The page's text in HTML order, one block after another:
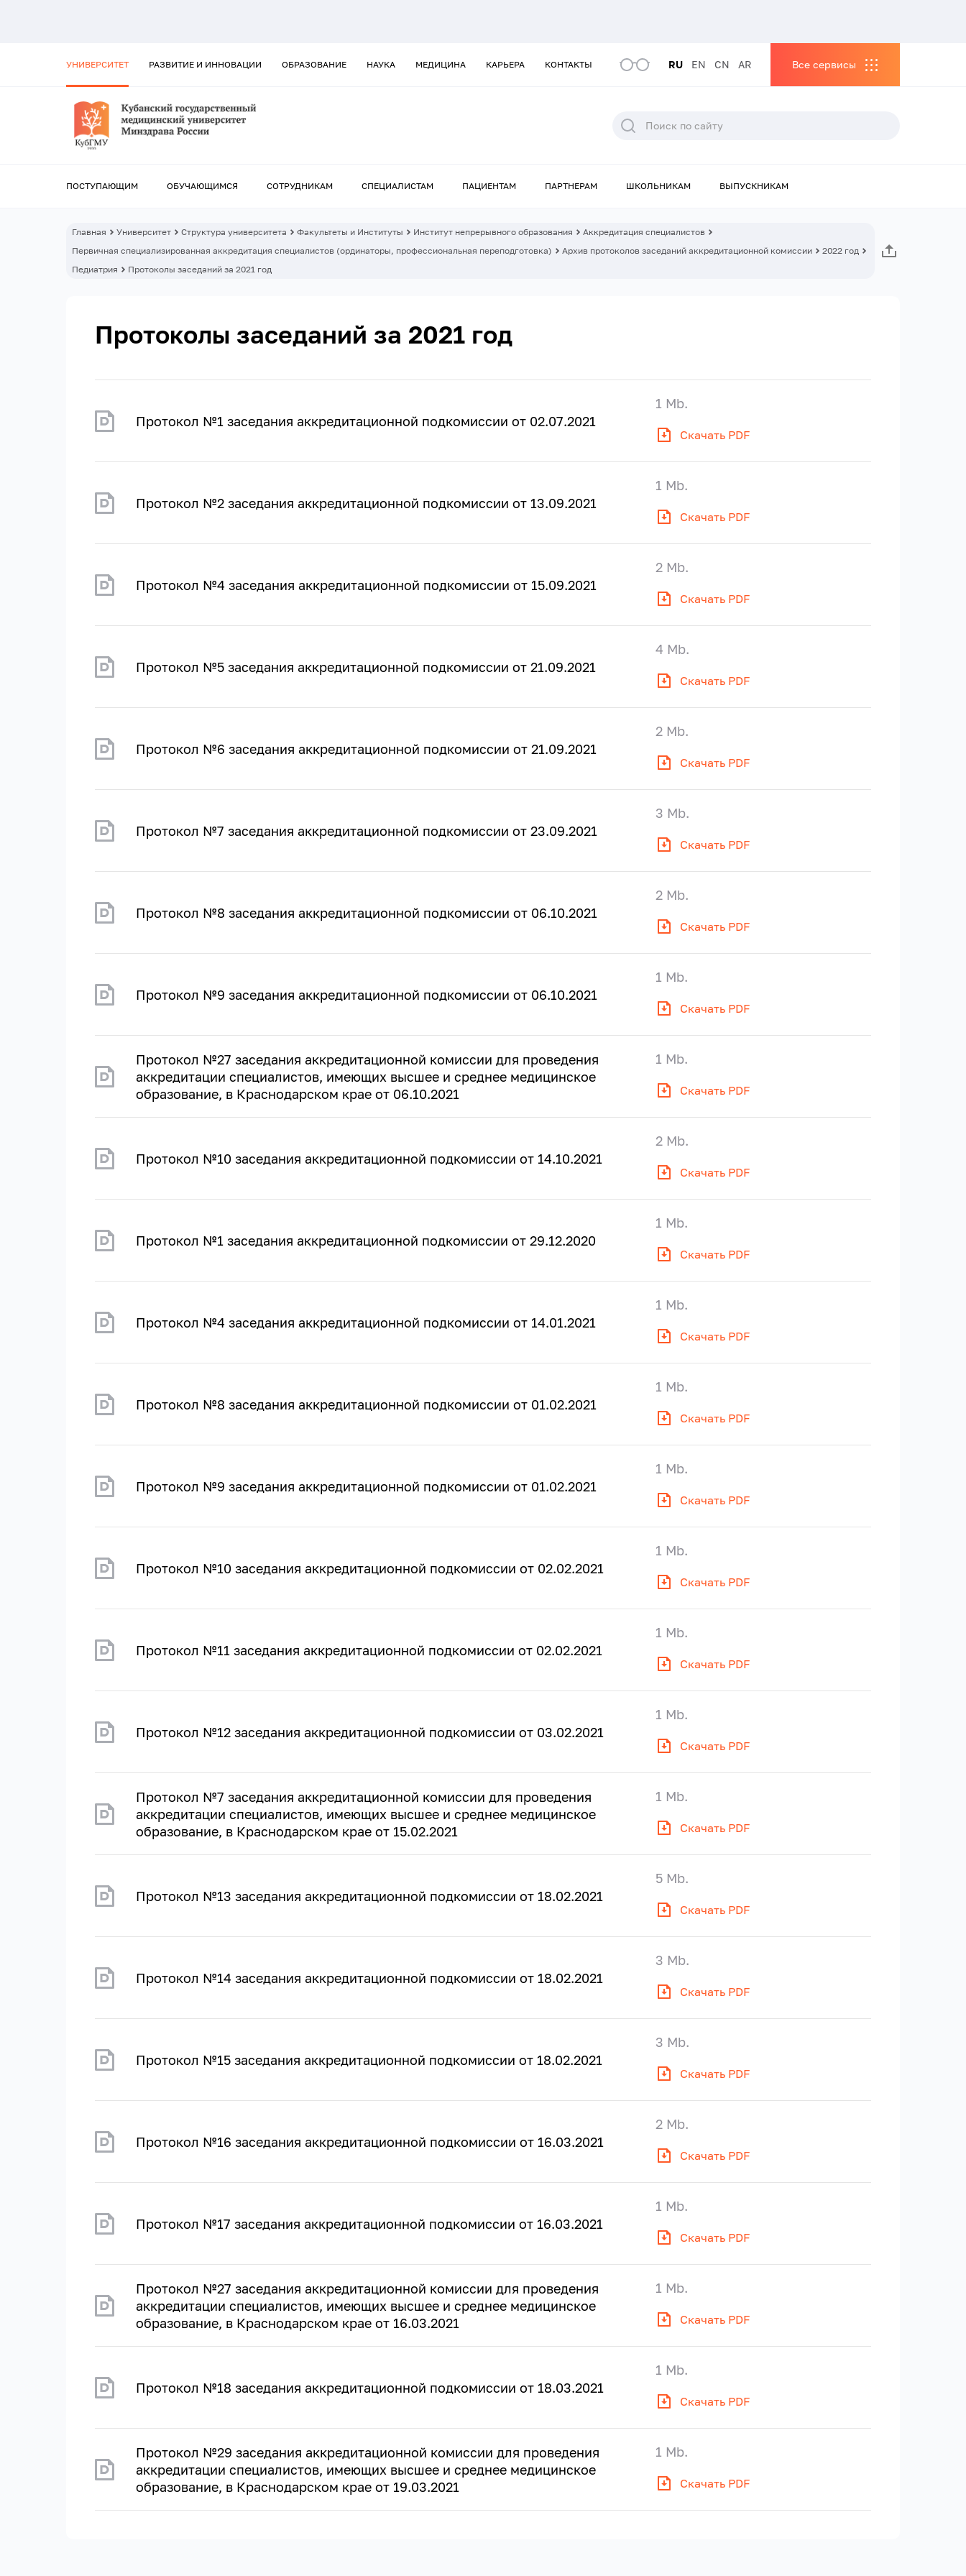
УНИВЕРСИТЕТ РАЗВИТИЕ И ИННОВАЦИИ ОБРАЗОВАНИЕ НАУКА МЕДИЦИНА КАРЬЕРА КОНТАКТЫ RU EN CN AR Все сервисы
ПОСТУПАЮЩИМ ОБУЧАЮЩИМСЯ СОТРУДНИКАМ СПЕЦИАЛИСТАМ ПАЦИЕНТАМ ПАРТНЕРАМ ШКОЛЬНИКАМ ВЫПУСКНИКАМ
Главная Университет Структура университета Факультеты и Институты Институт непрерывного образования
Аккредитация специалистов
Первичная специализированная аккредитация специалистов (ординаторы, профессиональная переподготовка)
Архив протоколов заседаний аккредитационной комиссии
2022 год
Педиатрия
Протоколы заседаний за 2021 год
Протоколы заседаний за 2021 год
Протокол №1 заседания аккредитационной подкомиссии от 02.07.2021
Скачать PDF
1 Mb.
Протокол №2 заседания аккредитационной подкомиссии от 13.09.2021
Скачать PDF
1 Mb.
Протокол №4 заседания аккредитационной подкомиссии от 15.09.2021
Скачать PDF
2 Mb.
Протокол №5 заседания аккредитационной подкомиссии от 21.09.2021
Скачать PDF
4 Mb.
Протокол №6 заседания аккредитационной подкомиссии от 21.09.2021
Скачать PDF
2 Mb.
Протокол №7 заседания аккредитационной подкомиссии от 23.09.2021
Скачать PDF
3 Mb.
Протокол №8 заседания аккредитационной подкомиссии от 06.10.2021
Скачать PDF
2 Mb.
Протокол №9 заседания аккредитационной подкомиссии от 06.10.2021
Скачать PDF
1 Mb.
Протокол №27 заседания аккредитационной комиссии для проведения
аккредитации специалистов, имеющих высшее и среднее медицинское
образование, в Краснодарском крае от 06.10.2021
Скачать PDF
1 Mb.
Протокол №10 заседания аккредитационной подкомиссии от 14.10.2021
Скачать PDF
2 Mb.
Протокол №1 заседания аккредитационной подкомиссии от 29.12.2020
Скачать PDF
1 Mb.
Протокол №4 заседания аккредитационной подкомиссии от 14.01.2021
Скачать PDF
1 Mb.
Протокол №8 заседания аккредитационной подкомиссии от 01.02.2021
Скачать PDF
1 Mb.
Протокол №9 заседания аккредитационной подкомиссии от 01.02.2021
Скачать PDF
1 Mb.
Протокол №10 заседания аккредитационной подкомиссии от 02.02.2021
Скачать PDF
1 Mb.
Протокол №11 заседания аккредитационной подкомиссии от 02.02.2021
Скачать PDF
1 Mb.
Протокол №12 заседания аккредитационной подкомиссии от 03.02.2021
Скачать PDF
1 Mb.
Протокол №7 заседания аккредитационной комиссии для проведения
аккредитации специалистов, имеющих высшее и среднее медицинское
образование, в Краснодарском крае от 15.02.2021
Скачать PDF
1 Mb.
Протокол №13 заседания аккредитационной подкомиссии от 18.02.2021
Скачать PDF
5 Mb.
Протокол №14 заседания аккредитационной подкомиссии от 18.02.2021
Скачать PDF
3 Mb.
Протокол №15 заседания аккредитационной подкомиссии от 18.02.2021
Скачать PDF
3 Mb.
Протокол №16 заседания аккредитационной подкомиссии от 16.03.2021
Скачать PDF
2 Mb.
Протокол №17 заседания аккредитационной подкомиссии от 16.03.2021
Скачать PDF
1 Mb.
Протокол №27 заседания аккредитационной комиссии для проведения
аккредитации специалистов, имеющих высшее и среднее медицинское
образование, в Краснодарском крае от 16.03.2021
Скачать PDF
1 Mb.
Протокол №18 заседания аккредитационной подкомиссии от 18.03.2021
Скачать PDF
1 Mb.
Протокол №29 заседания аккредитационной комиссии для проведения
аккредитации специалистов, имеющих высшее и среднее медицинское
образование, в Краснодарском крае от 19.03.2021
Скачать PDF
1 Mb.